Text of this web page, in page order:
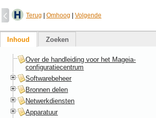
Terug Omhoog Volgende
Inhoud Zoeken
Over de handleiding voor het Mageia-
configuratiecentrum
Softwarebeheer
Bronnen delen
Netwerkdiensten
Apparatuur